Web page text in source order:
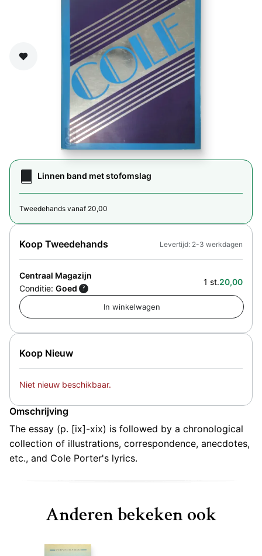
Zet op verlanglijst
Linnen band met stofomslag
Tweedehands vanaf 20,00
Koop Tweedehands
Centraal Magazijn
Conditie: Goed ?
1 st.20,00
Levertijd: 2-3 werkdagen
Koop Nieuw
Niet nieuw beschikbaar.
Omschrijving
The essay (p. [ix]-xix) is followed by a chronological
collection of illustrations, correspondence, anecdotes,
etc., and Cole Porter's lyrics.
Anderen bekeken ook